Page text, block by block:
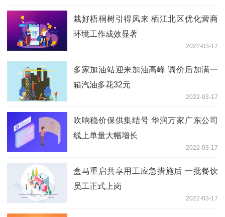
栽好梧桐树引得凤来 栖江北区优化营商
环境工作成效显著
2022-03-17
多家加油站迎来加油高峰 调价后加满一
箱汽油多花32元
2022-03-17
吹响稳价保供集结号 华润万家广东公司
线上单量大幅增长
2022-03-17
盒马重启共享用工应急措施后 一批餐饮
员工正式上岗
2022-03-17